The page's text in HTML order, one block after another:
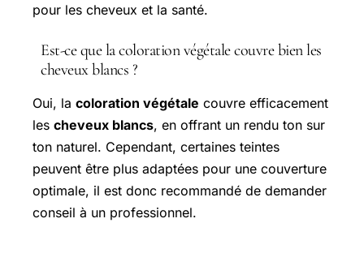
pour les cheveux et la santé.
Est-ce que la coloration végétale couvre bien les
cheveux blancs ?
Oui, la coloration végétale couvre efficacement
les cheveux blancs, en offrant un rendu ton sur
ton naturel. Cependant, certaines teintes
peuvent être plus adaptées pour une couverture
optimale, il est donc recommandé de demander
conseil à un professionnel.